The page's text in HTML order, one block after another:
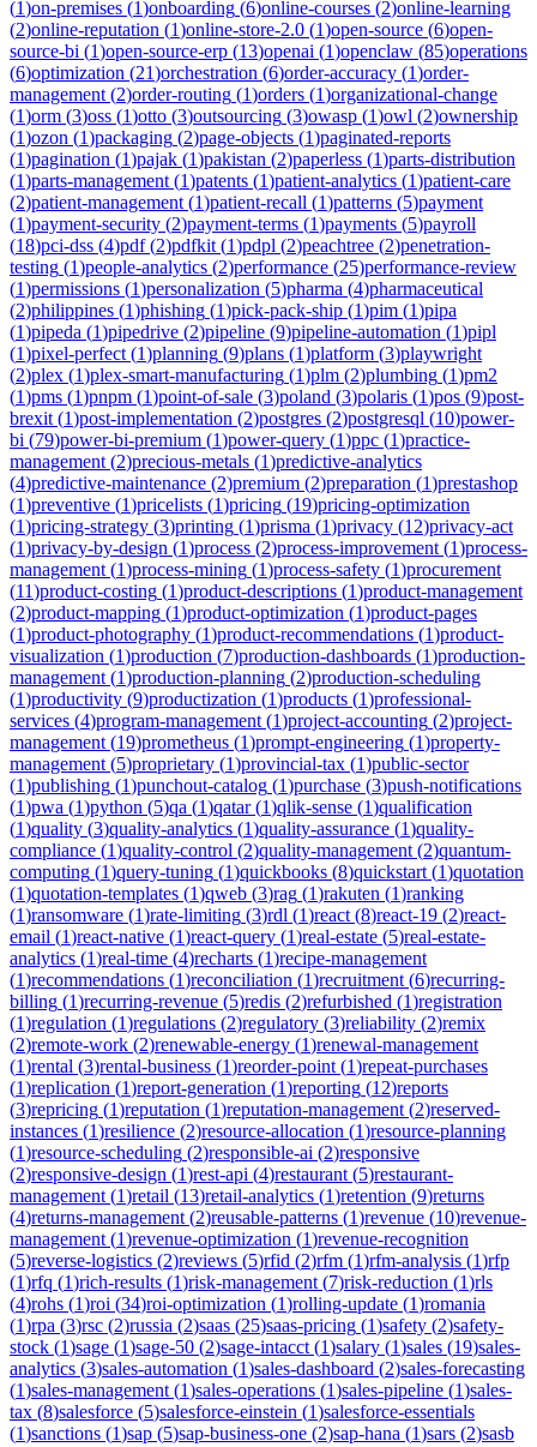
(1)on-premises (1)onboarding (6)online-courses (2)online-learning
(2)online-reputation (1)online-store-2.0 (1)open-source (6)open-
source-bi (1)open-source-erp (13)openai (1)openclaw (85)operations
(6)optimization (21)orchestration (6)order-accuracy (1)order-
management (2)order-routing (1)orders (1)organizational-change
(1)orm (3)oss (1)otto (3)outsourcing (3)owasp (1)owl (2)ownership
(1)ozon (1)packaging (2)page-objects (1)paginated-reports
(1)pagination (1)pajak (1)pakistan (2)paperless (1)parts-distribution
(1)parts-management (1)patents (1)patient-analytics (1)patient-care
(2)patient-management (1)patient-recall (1)patterns (5)payment
(1)payment-security (2)payment-terms (1)payments (5)payroll
(18)pci-dss (4)pdf(2)pdfkit (1)pdpl (2)peachtree (2)penetration-
testing (1)people-analytics (2)performance (25)performance-review
(1)permissions (1)personalization (5)pharma (4)pharmaceutical
(2)philippines (1)phishing (1)pick-pack-ship (1)pim (1)pipa
(1)pipeda (1)pipedrive (2)pipeline (9)pipeline-automation (1)pipl
(1)pixel-perfect (1)planning (9)plans (1)platform (3)playwright
(2)plex (1)plex-smart-manufacturing (1)plm (2)plumbing (1)pm2
(1)pms (1)pnpm (1)point-of-sale (3)poland (3)polaris (1)pos (9)post-
brexit (1)post-implementation (2)postgres (2)postgresql (10)power-
bi (79)power-bi-premium (1)power-query (1)ppc (1)practice-
management (2)precious-metals (1)predictive-analytics
(4)predictive-maintenance (2)premium (2)preparation (1)prestashop
(1)preventive (1)pricelists (1)pricing (19)pricing-optimization
(1)pricing-strategy (3)printing (1)prisma (1)privacy (12)privacy-act
(1)privacy-by-design (1)process (2)process-improvement (1)process-
management (1)process-mining (1)process-safety (1)procurement
(11)product-costing (1)product-descriptions (1)product-management
(2)product-mapping (1)product-optimization (1)product-pages
(1)product-photography (1)product-recommendations (1)product-
visualization (1)production (7)production-dashboards (1)production-
management (1)production-planning (2)production-scheduling
(1)productivity (9)productization (1)products (1)professional-
services (4)program-management (1)project-accounting (2)project-
management (19)prometheus (1)prompt-engineering (1)property-
management (5)proprietary (1)provincial-tax (1)public-sector
(1)publishing (1)punchout-catalog (1)purchase (3)push-notifications
(1)pwa (1)python (5)qa (1)qatar(1)qlik-sense (1)qualification
(1)quality (3)quality-analytics (1)quality-assurance (1)quality-
compliance (1)quality-control (2)quality-management (2)quantum-
computing (1)query-tuning (1)quickbooks (8)quickstart (1)quotation
(1)quotation-templates (1)qweb (3)rag (1)rakuten (1)ranking
(1)ransomware (1)rate-limiting (3)rdl (1)react (8)react-19 (2)react-
email (1)react-native (1)react-query (1)real-estate (5)real-estate-
analytics (1)real-time (4)recharts (1)recipe-management
(1)recommendations (1)reconciliation (1)recruitment (6)recurring-
billing (1)recurring-revenue (5)redis (2)refurbished (1)registration
(1)regulation (1)regulations (2)regulatory (3)reliability (2)remix
(2)remote-work (2)renewable-energy (1)renewal-management
(1)rental (3)rental-business (1)reorder-point (1)repeat-purchases
(1)replication (1)report-generation (1)reporting (12)reports
(3)repricing (1)reputation (1)reputation-management (2)reserved-
instances (1)resilience (2)resource-allocation (1)resource-planning
(1)resource-scheduling (2)responsible-ai (2)responsive
(2)responsive-design (1)rest-api (4)restaurant (5)restaurant-
management (1)retail (13)retail-analytics (1)retention (9)returns
(4)returns-management (2)reusable-patterns (1)revenue (10)revenue-
management (1)revenue-optimization (1)revenue-recognition
(5)reverse-logistics (2)reviews (5)rfid (2)rfm (1)rfm-analysis (1)rfp
(1)rfq (1)rich-results (1)risk-management (7)risk-reduction (1)rls
(4)rohs (1)roi (34)roi-optimization (1)rolling-update (1)romania
(1)rpa (3)rsc (2)russia (2)saas (25)saas-pricing (1)safety (2)safety-
stock (1)sage (1)sage-50 (2)sage-intacct (1)salary (1)sales (19)sales-
analytics (3)sales-automation (1)sales-dashboard (2)sales-forecasting
(1)sales-management (1)sales-operations (1)sales-pipeline (1)sales-
tax (8)salesforce (5)salesforce-einstein (1)salesforce-essentials
(1)sanctions (1)sap (5)sap-business-one (2)sap-hana (1)sars (2)sasb